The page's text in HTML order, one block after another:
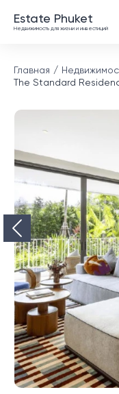
Estate Phuket
Недвижимость для жизни и инвестиций
Главная
The Standard